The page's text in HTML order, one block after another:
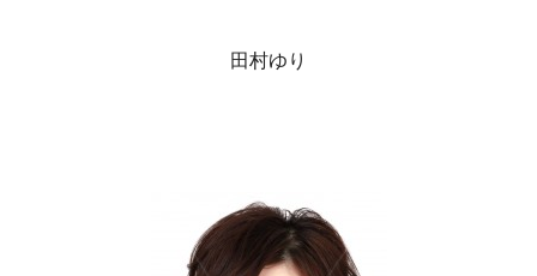
田村ゆり